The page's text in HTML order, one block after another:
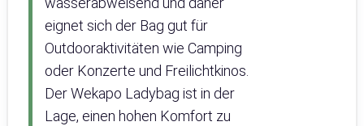
eignet sich der Bag gut für
Outdooraktivitäten wie Camping
oder Konzerte und Freilichtkinos.
Der Wekapo Ladybag ist in der
Lage, einen hohen Komfort zu